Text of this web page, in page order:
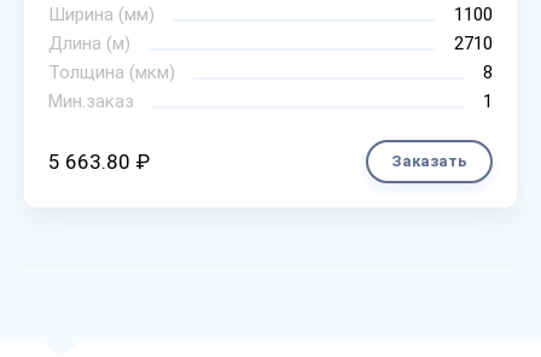
Ширина (мм)
1100
Длина (м)
2710
Толщина (мкм)
8
Мин.заказ
1
5 663.80 ₽ Заказать